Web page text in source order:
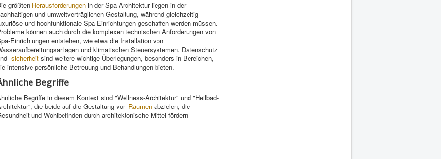
größten Herausforderungen in der Spa-Architektur liegen in der
und umweltverträglichen Gestaltung, während gleichzeitig
und hochfunktionale Spa-Einrichtungen geschaffen werden müssen.
können auch durch die komplexen technischen Anforderungen von
Einrichtungen entstehen, wie etwa die Installation von
und klimatischen Steuersystemen. Datenschutz
-sicherheit sind weitere wichtige Überlegungen, besonders in Bereichen,
intensive persönliche Betreuung und Behandlungen bieten.
Begriffe
Begriffe in diesem Kontext sind "Wellness-Architektur" und "Heilbad-
die beide auf die Gestaltung von Räumen abzielen, die
und Wohlbefinden durch architektonische Mittel fördern.